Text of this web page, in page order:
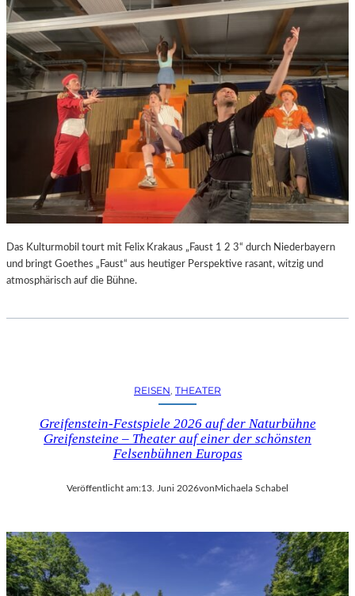
Das Kulturmobil tourt mit Felix Krakaus „Faust 1 2 3“ durch Niederbayern
und bringt Goethes „Faust“ aus heutiger Perspektive rasant, witzig und
atmosphärisch auf die Bühne.
REISEN, THEATER
Greifenstein-Festspiele 2026 auf der Naturbühne
Greifensteine – Theater auf einer der schönsten
Felsenbühnen Europas
Veröffentlicht am:13. Juni 2026von Michaela Schabel